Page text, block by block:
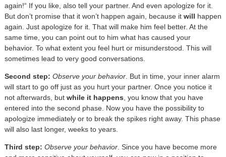
again!“ If you like, also tell your partner. And even apologize for it.
But don’t promise that it won’t happen again, because it will happen
again. Just apologize for it. That will make him feel better. At the
same time, you can point out to him what has caused your
behavior. To what extent you feel hurt or misunderstood. This will
sometimes lead to very good conversations.
Second step: Observe your behavior. But in time, your inner alarm
will start to go off just as you hurt your partner. Once you notice it
not afterwards, but while it happens, you know that you have
entered into the second phase. Now you have the possibility to
apologize immediately or to break the spikes right away. This phase
will also last longer, weeks to years.
Third step: Observe your behavior. Since you have become more